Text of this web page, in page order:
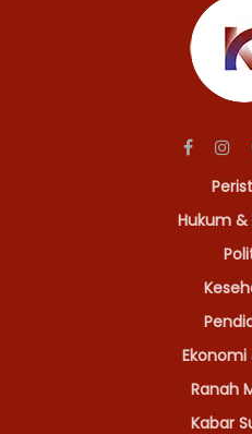
Hukum &
Ekonomi
Ranah
Kabar